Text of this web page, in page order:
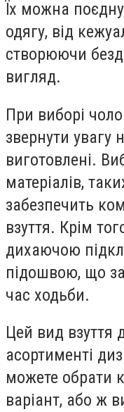
Їх можна
одягу, від
створюючи
вигляд.
При виборі
звернути увагу
виготовлені.
матеріалів,
забезпечить
взуття. Крім
дихаючою
підошвою, що
час ходьби.
Цей вид взуття
асортименті
можете обрати
варіант, або ж